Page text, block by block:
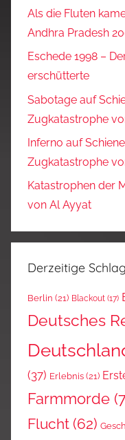
Als die Fluten
Andhra Pradesh
Eschede 1998 –
erschütterte
Sabotage auf
Zugkatastrophe
Inferno auf
Zugkatastrophe
Katastrophen der
von Al Ayyat
Derzeitige
Berlin (21) Blackout (17)
Deutsches
(37) Erlebnis (21)
Farmmorde
Flucht (62)